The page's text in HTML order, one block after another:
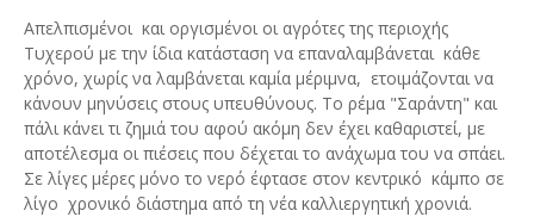
Απελπισμένοι και οργισμένοι οι αγρότες της περιοχής
Τυχερού με την ίδια κατάσταση να επαναλαμβάνεται κάθε
χρόνο, χωρίς να λαμβάνεται καμία μέριμνα, ετοιμάζονται να
κάνουν μηνύσεις στους υπευθύνους. Το ρέμα "Σαράντη" και
πάλι κάνει τι ζημιά του αφού ακόμη δεν έχει καθαριστεί, με
αποτέλεσμα οι πιέσεις που δέχεται το ανάχωμα του να σπάει.
Σε λίγες μέρες μόνο το νερό έφτασε στον κεντρικό κάμπο σε
λίγο χρονικό διάστημα από τη νέα καλλιεργητική χρονιά.